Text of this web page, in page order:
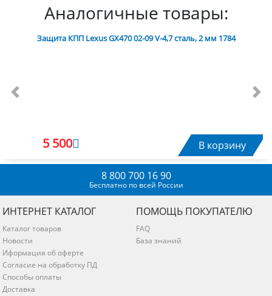
Аналогичные товары:
Защита КПП Lexus GX470 02-09 V-4,7 сталь, 2 мм 1784
5 500 В корзину
Previous
8 800 700 16 90
Бесплатно по всей России
ИНТЕРНЕТ КАТАЛОГ
Каталог товаров
Новости
Иформация об оферте
Согласие на обработку ПД
Способы оплаты
Доставка
ПОМОЩЬ ПОКУПАТЕЛЮ
FAQ
База знаний